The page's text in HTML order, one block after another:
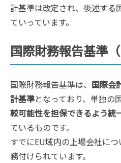
計基準は改定され、後述する
ていっています。
国際財務報告基準（
国際財務報告基準は、 国際会
計基準となっており、単独の
較可能性を担保できるよう統
ているものです。
すでにEU域内の上場会社に
務付けられています。